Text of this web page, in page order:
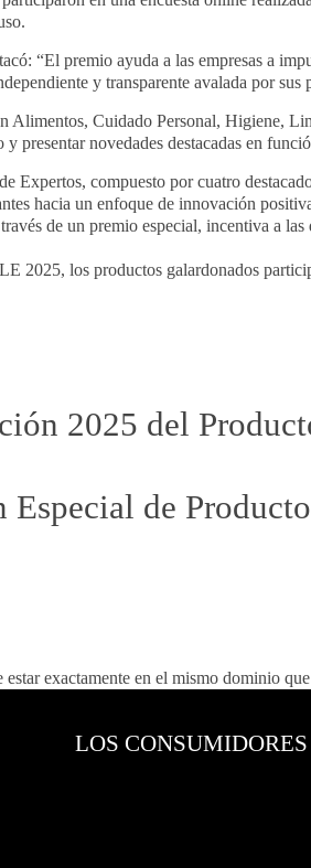
“El premio ayuda a las empresas a
y transparente avalada por sus
Alimentos, Cuidado Personal, Higiene,
presentar novedades destacadas en
Expertos, compuesto por cuatro
hacia un enfoque de innovación
de un premio especial, incentiva a
2025, los productos galardonados
2025 del
de
exactamente en el mismo dominio
LOS